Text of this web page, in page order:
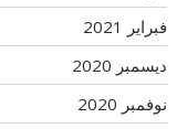
فبراير 2021
ديسمبر 2020
نوفمبر 2020